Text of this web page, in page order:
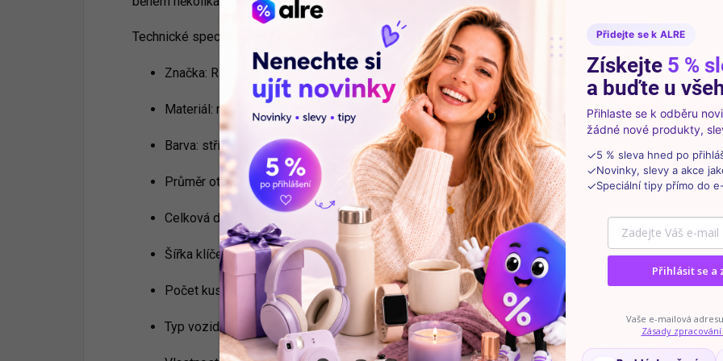
Technické specifikace:
Značka: Richeer
Materiál: mosaz, hliník (povrchová úprava)
Barva: stříbrná
Průměr otvoru v ráfku: 11,3 mm
Celková délka: 45 mm
Šířka klíče pro montáž: 11 mm
Počet kusů v balení: 4 ks
Typ vozidla: osobní automobily
Přidejte se k ALRE
Získejte 5 %
a buďte u
Přihlaste se k odběru
žádné nové produkty,
✓5 % sleva hned po
✓Novinky, slevy a akce
✓Speciální tipy přímo do
Přihlásit se a
Vaše e-mailová
Zásady